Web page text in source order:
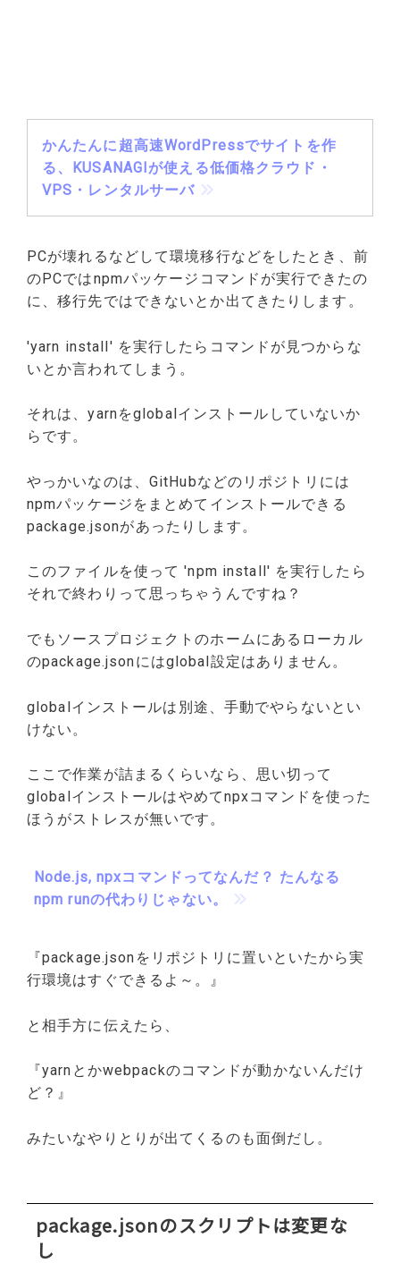
かんたんに超高速WordPressでサイトを作
る、KUSANAGIが使える低価格クラウド・
VPS・レンタルサーバ
PCが壊れるなどして環境移行などをしたとき、前
のPCではnpmパッケージコマンドが実行できたの
に、移行先ではできないとか出てきたりします。
'yarn install' を実行したらコマンドが見つからな
いとか言われてしまう。
それは、yarnをglobalインストールしていないか
らです。
やっかいなのは、GitHubなどのリポジトリには
npmパッケージをまとめてインストールできる
package.jsonがあったりします。
このファイルを使って 'npm install' を実行したら
それで終わりって思っちゃうんですね？
でもソースプロジェクトのホームにあるローカル
のpackage.jsonにはglobal設定はありません。
globalインストールは別途、手動でやらないとい
けない。
ここで作業が詰まるくらいなら、思い切って
globalインストールはやめてnpxコマンドを使った
ほうがストレスが無いです。
Node.js, npxコマンドってなんだ？ たんなる
npm runの代わりじゃない。
『package.jsonをリポジトリに置いといたから実
行環境はすぐできるよ～。』
と相手方に伝えたら、
『yarnとかwebpackのコマンドが動かないんだけ
ど？』
みたいなやりとりが出てくるのも面倒だし。
package.jsonのスクリプトは変更な
し